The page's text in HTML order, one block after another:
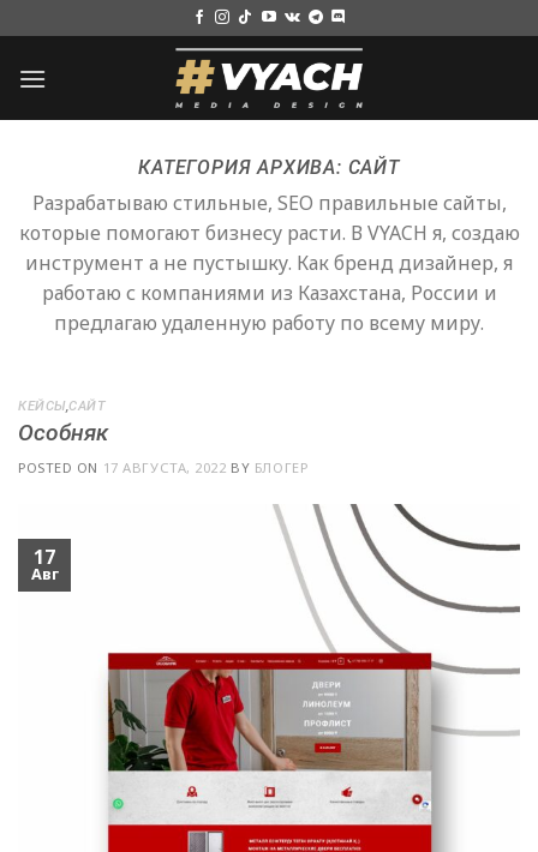
to
content
КАТЕГОРИЯ АРХИВА: САЙТ
Разрабатываю стильные, SEO правильные сайты,
которые помогают бизнесу расти. В VYACH я, создаю
инструмент а не пустышку. Как бренд дизайнер, я
работаю с компаниями из Казахстана, России и
предлагаю удаленную работу по всему миру.
КЕЙСЫ,САЙТ
Особняк
POSTED ON 17 АВГУСТА, 2022 BY БЛОГЕР
17
Авг